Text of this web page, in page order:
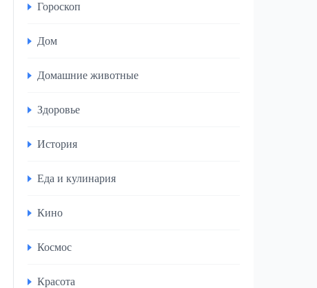
Гороскоп
Дом
Домашние животные
Здоровье
История
Еда и кулинария
Кино
Космос
Красота